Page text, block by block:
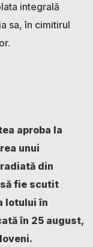
integrală
sa, în cimitirul
aproba la
unui
din
fie scutit
lotului în
în 25 august,